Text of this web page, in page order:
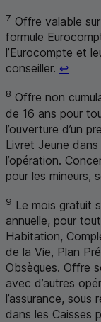
7 Offre valable
formule
l’Eurocompte et
conseiller. ↩
8 Offre non
de 16 ans pour
l’ouverture d’un
Livret Jeune
l’opération.
pour les mineurs,
9 Le mois gratuit
annuelle, pour
Habitation,
de la Vie, Plan
Obsèques. Offre
avec d’autres
l’assurance, sous
dans les Caisses